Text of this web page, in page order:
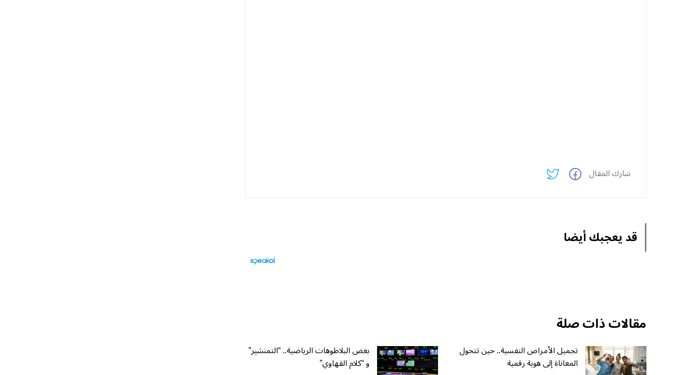
شارك المقال
قد يعجبك أيضا
مقالات ذات صلة
تجميل الأمراض النفسية.. حين تتحول
المعاناة إلى هوية رقمية
بعض البلاطوهات الرياضية.. “التمنشير”
و “كلام القهاوي”